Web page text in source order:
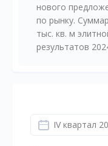
нового
по рынку.
тыс. кв. м
результатов
IV квартал